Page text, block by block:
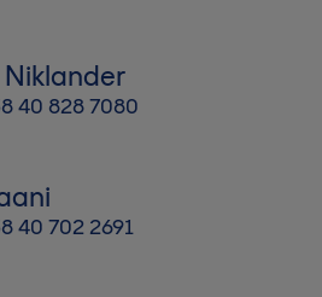
40 828 7080
40 702 2691